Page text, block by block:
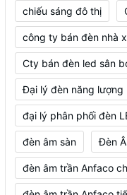
chiếu sáng đô thị
công ty bán đèn nhà
Cty bán đèn led sân
Đại lý đèn năng lượng
đại lý phân phối đèn
đèn âm sàn Đèn
đèn âm trần Anfaco